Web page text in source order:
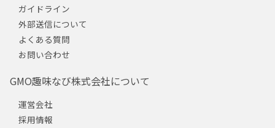
ガイドライン
外部送信について
よくある質問
お問い合わせ
GMO趣味なび株式会社について
運営会社
採用情報